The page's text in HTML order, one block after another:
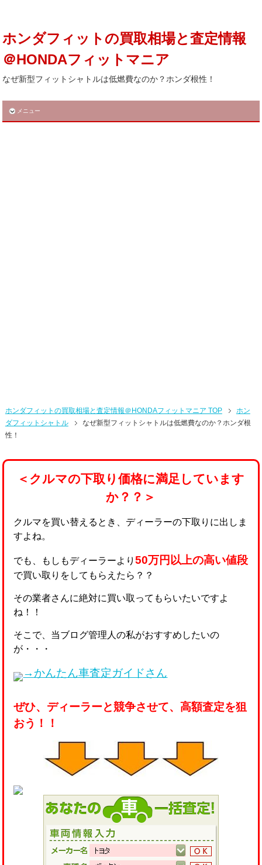
ホンダフィットの買取相場と査定情報
＠HONDAフィットマニア
なぜ新型フィットシャトルは低燃費なのか？ホンダ根性！
メニュー
ホンダフィットの買取相場と査定情報＠HONDAフィットマニア TOP
ホン
ダフィットシャトル
なぜ新型フィットシャトルは低燃費なのか？ホンダ根
性！
＜クルマの下取り価格に満足しています
か？？＞
クルマを買い替えるとき、ディーラーの下取りに出しま
すよね。
でも、もしもディーラーより50万円以上の高い値段
で買い取りをしてもらえたら？？
その業者さんに絶対に買い取ってもらいたいですよ
ね！！
そこで、当ブログ管理人の私がおすすめしたいの
が・・・
→かんたん車査定ガイドさん
ぜひ、ディーラーと競争させて、高額査定を狙
おう！！